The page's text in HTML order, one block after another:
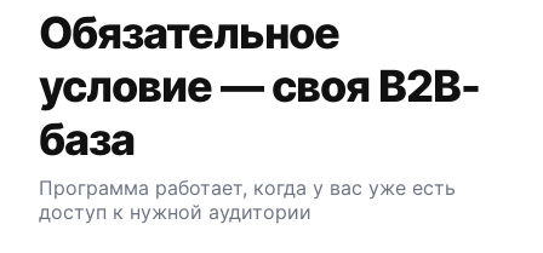
Обязательное
условие — своя B2B-
база
Программа работает, когда у вас уже есть
доступ к нужной аудитории